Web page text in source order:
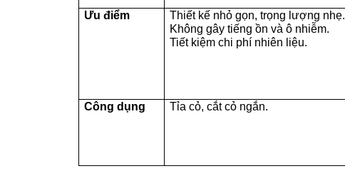
Ưu điểm
Thiết kế nhỏ gọn, trọng lượng nhẹ.
Không gây tiếng ồn và ô nhiễm.
Tiết kiệm chi phí nhiên liệu.
Công dụng
Tỉa cỏ, cắt cỏ ngắn.